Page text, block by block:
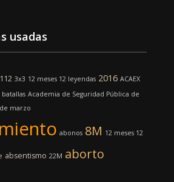
usadas
112 3x3 12 meses 12 leyendas 2016 ACAEX
batallas Academia de Seguridad Pública de
marzo
abonos 8M 12 meses 12
absentismo 22M aborto